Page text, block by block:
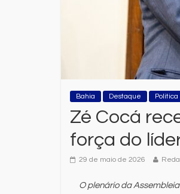
Bahia Destaque Politica
Zé Cocá
força do
29 de maio de 2026
O plenário da